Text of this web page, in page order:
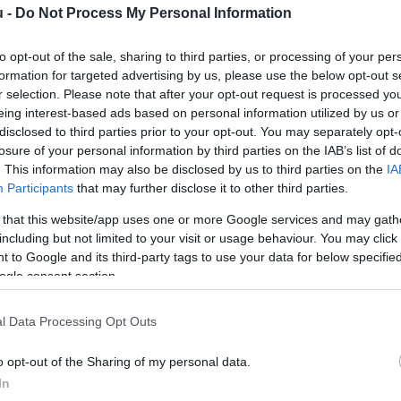
- Do Not Process My Personal Information
opt-out of the sale, sharing to third parties, or processing of your
for targeted advertising by us, please use the below opt-out
selection. Please note that after your opt-out request is processed
interest-based ads based on personal information utilized by us
to third parties prior to your opt-out. You may separately
of your personal information by third parties on the IAB’s list of
This information may also be disclosed by us to third parties on the
Participants that may further disclose it to other third parties.
that this website/app uses one or more Google services and may
but not limited to your visit or usage behaviour. You may
to Google and its third-party tags to use your data for below
consent section.
Data Processing Opt Outs
opt-out of the Sharing of my personal data.
Balassagyarmatra tartó vonat
2perc
Balassagyarmatra tartó vonat kisiklott és
ember tartózkodott a személyzettel együtt. A